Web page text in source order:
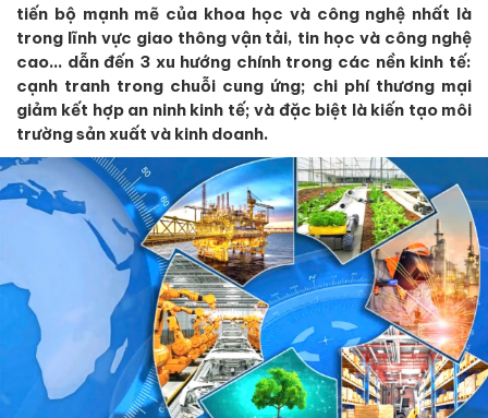
tiến bộ mạnh mẽ của khoa học và công nghệ nhất là
trong lĩnh vực giao thông vận tải, tin học và công nghệ
cao… dẫn đến 3 xu hướng chính trong các nền kinh tế:
cạnh tranh trong chuỗi cung ứng; chi phí thương mại
giảm kết hợp an ninh kinh tế; và đặc biệt là kiến tạo môi
trường sản xuất và kinh doanh.